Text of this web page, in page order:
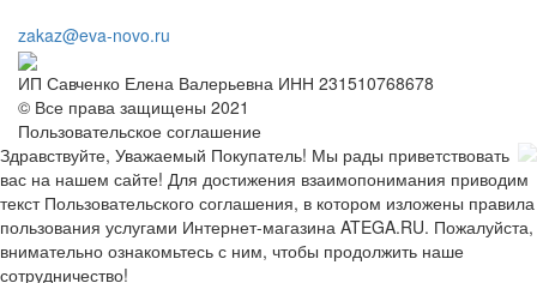
zakaz@eva-novo.ru
ИП Савченко Елена Валерьевна ИНН 231510768678
© Все права защищены 2021
Пользовательское соглашение
Здравствуйте, Уважаемый Покупатель! Мы рады приветствовать
вас на нашем сайте! Для достижения взаимопонимания приводим
текст Пользовательского соглашения, в котором изложены правила
пользования услугами Интернет-магазина ATEGA.RU. Пожалуйста,
внимательно ознакомьтесь с ним, чтобы продолжить наше
сотрудничество!